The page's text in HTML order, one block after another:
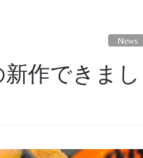
News
作できまし